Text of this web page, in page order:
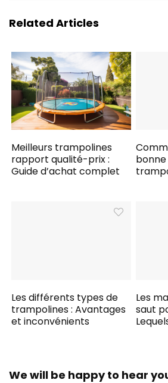
Related Articles
Meilleurs trampolines
rapport qualité-prix :
Guide d’achat complet
Les différents types de
trampolines : Avantages
et inconvénients
Les
saut
We will be happy to hear